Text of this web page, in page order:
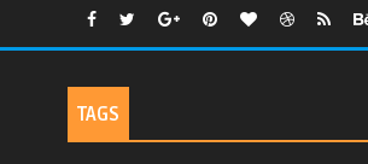
TAGS